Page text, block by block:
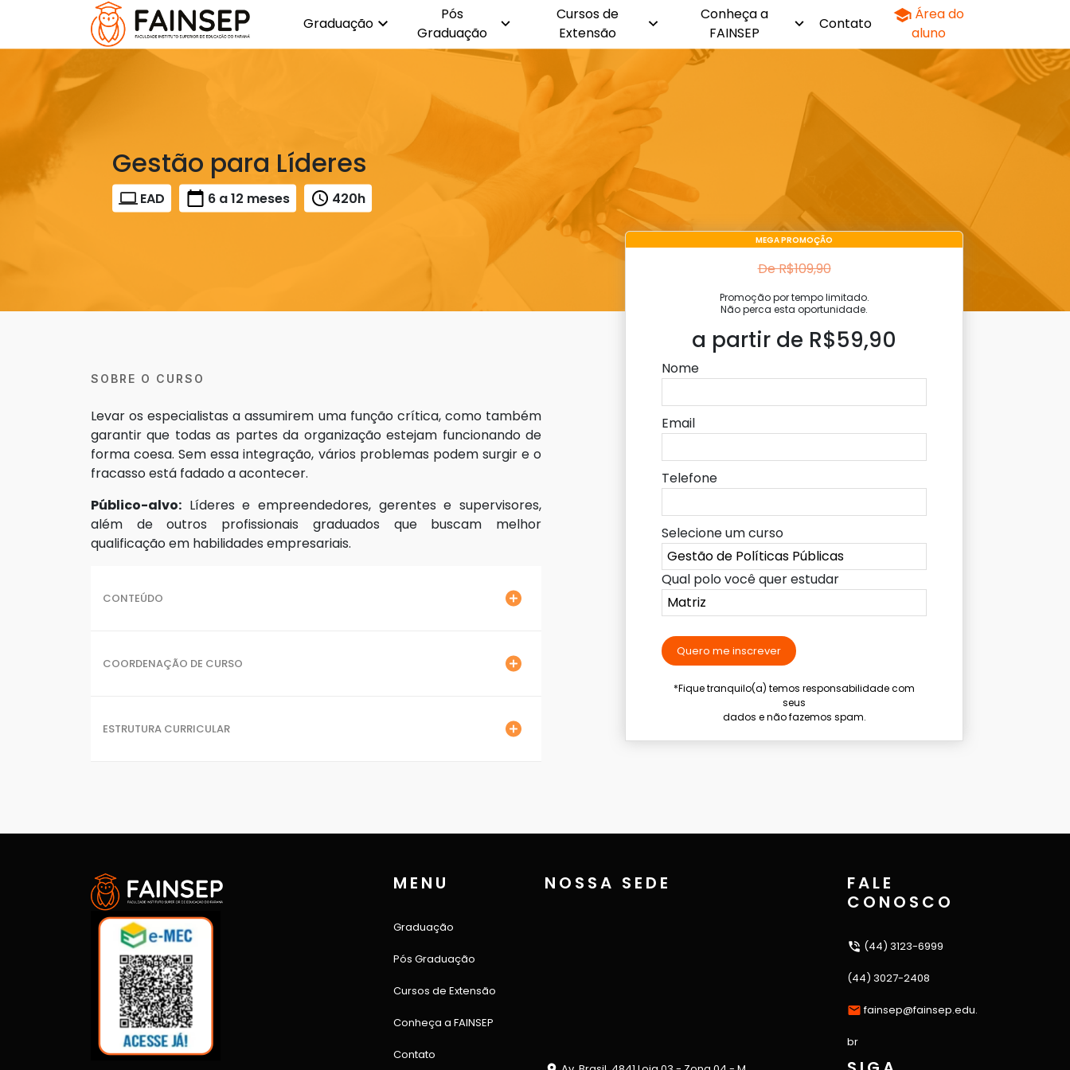
Graduação
Pós
Graduação
Cursos de
Extensão
Conheça a
FAINSEP
Contato
Área do
aluno
Gestão para Líderes
EAD 6 a 12 meses 420h
SOBRE O CURSO
Levar os especialistas a assumirem uma função crítica, como também
garantir que todas as partes da organização estejam funcionando de
forma coesa. Sem essa integração, vários problemas podem surgir e o
fracasso está fadado a acontecer.
Público-alvo: Líderes e empreendedores, gerentes e supervisores,
além de outros profissionais graduados que buscam melhor
qualificação em habilidades empresariais.
CONTEÚDO
COORDENAÇÃO DE CURSO
ESTRUTURA CURRICULAR
MEGA PROMOÇÃO
De R$109,90
Promoção por tempo limitado.
Não perca esta oportunidade.
a partir de R$59,90
Nome
Email
Telefone
Selecione um curso
Qual polo você quer estudar
Quero me inscrever
*Fique tranquilo(a) temos responsabilidade com
seus
dados e não fazemos spam.
MENU
Graduação
Pós Graduação
Cursos de Extensão
Conheça a FAINSEP
Contato
NOSSA SEDE
FALE
CONOSCO
(44) 3123-6999
(44) 3027-2408
fainsep@fainsep.edu.
br